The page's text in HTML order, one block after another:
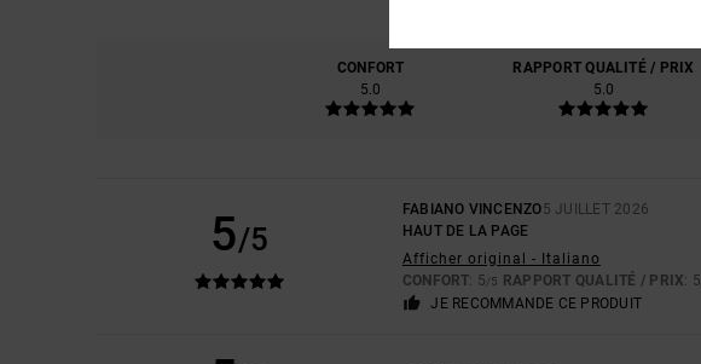
CONFORT
5.0
RAPPORT QUALITÉ / PRIX
5.0
5/5
FABIANO VINCENZO5 JUILLET 2026
HAUT DE LA PAGE
Afficher original - Italiano
CONFORT: 5/5 RAPPORT QUALITÉ / PRIX: 5
JE RECOMMANDE CE PRODUIT